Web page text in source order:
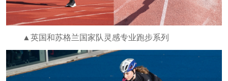
▲英国和苏格兰国家队灵感专业跑步系列